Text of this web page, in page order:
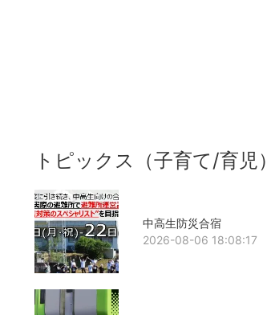
トピックス（子育て/育児）
中高生防災合宿
2026-08-06 18:08:17